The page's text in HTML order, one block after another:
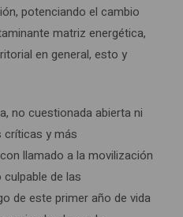
potenciando el cambio
matriz energética,
en general, esto y
no cuestionada abierta ni
críticas y más
llamado a la movilización
de las
de este primer año de vida